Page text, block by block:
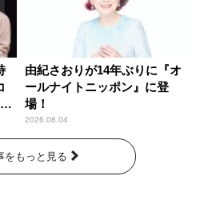
由紀さおりが14年ぶりに『オ
ールナイトニッポン』に登
場！
2026.08.04
をもっと見る